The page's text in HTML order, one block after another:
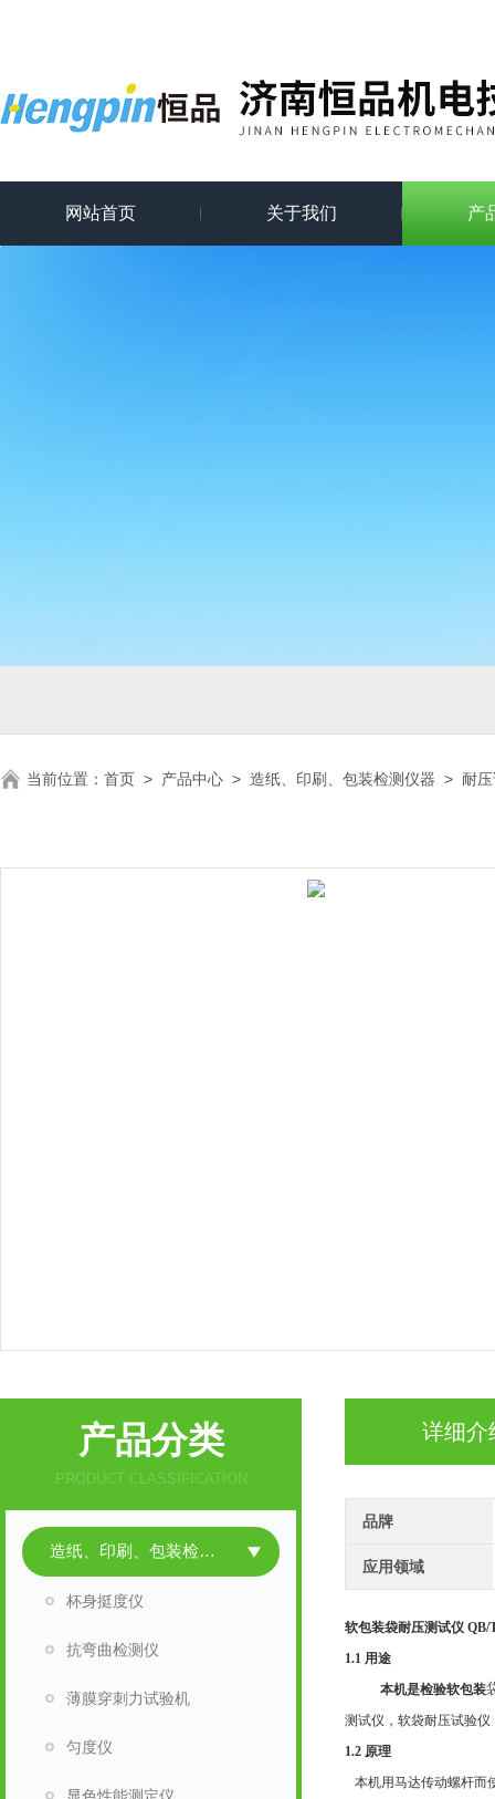
网站首页 关于我们 产
当前位置： 首页 > 产品中心 > 造纸、印刷、包装检测仪器 > 耐
详细介
品牌
应用领域
软包装袋耐压测试仪 QB/
1.1 用途
本机是检验软包装
测试仪 ， 软袋耐压试验仪
1.2 原理
本机用马达传动螺杆而
产品分类
PRODUCT CLASSIFICATION
造纸、印刷、包装检测仪器
杯身挺度仪
抗弯曲检测仪
薄膜穿刺力试验机
匀度仪